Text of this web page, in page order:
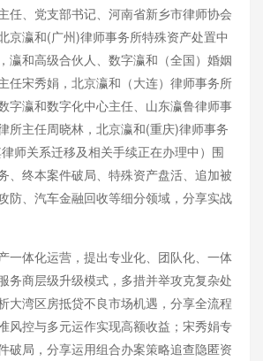
任、党支部书记、河南省新乡市律师协会
京瀛和(广州)律师事务所特殊资产处置中
瀛和高级合伙人、数字瀛和（全国）婚姻
任宋秀娟，北京瀛和（大连）律师事务所
字瀛和数字化中心主任、山东瀛鲁律师事
所主任周晓林，北京瀛和(重庆)律师事务
师关系迁移及相关手续正在办理中）围
、终本案件破局、特殊资产盘活、追加被
防、汽车金融回收等细分领域，分享实战
一体化运营，提出专业化、团队化、一体
务商层级升级模式，多措并举攻克复杂处
大湾区房抵贷不良市场机遇，分享全流程
风控与多元运作实现高额收益；宋秀娟专
破局，分享运用组合办案策略追查隐匿资